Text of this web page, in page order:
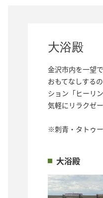
大浴殿
金沢市内を一望
おもてなしする
ション「ヒーリ
気軽にリラクゼ
※刺青・タトゥ
大浴殿